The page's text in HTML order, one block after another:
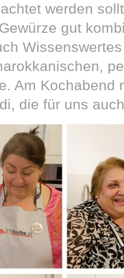
werden
gut
Am Kochabend
die für uns